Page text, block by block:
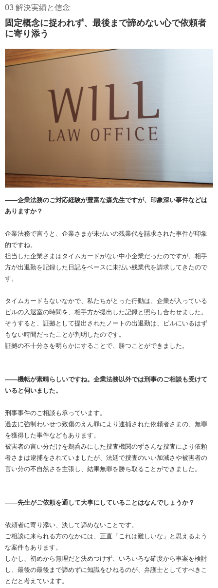
03 解決実績と信念
固定概念に捉われず、最後まで諦めない心で依頼者
に寄り添う
――企業法務のご対応経験が豊富な森先生ですが、印象深い事件などは
ありますか？
企業法務で言うと、企業さまが未払いの残業代を請求された事件が印象
的ですね。
担当した企業さまはタイムカードがない中小企業だったのですが、相手
方が出退勤を記録した日記をベースに未払い残業代を請求してきたので
す。
タイムカードもないなかで、私たちがとった行動は、企業が入っている
ビルの入退室の時間を、相手方が提出した記録と照らし合わせました。
そうすると、証拠として提出されたノートの出退勤は、ビルにいるはず
もない時間だったことが判明したのです。
証拠の不十分さを明らかにすることで、勝つことができました。
――機転が素晴らしいですね。企業法務以外では刑事のご相談も受けて
いると伺いました。
刑事事件のご相談も承っています。
過去に強制わいせつ致傷のえん罪により逮捕された依頼者さまの、無罪
を獲得した事件などもあります。
被害者の言い分だけを鵜呑みにした捜査機関のずさんな捜査により依頼
者さまは逮捕をされていましたが、法廷で捜査のいい加減さや被害者の
言い分の不自然さを主張し、結果無罪を勝ち取ることができました。
――先生がご依頼を通して大事にしていることはなんでしょうか？
依頼者に寄り添い、決して諦めないことです。
ご相談に来られる方のなかには、正直「これは難しいな」と思えるよう
な案件もあります。
しかし、初めから無理だと決めつけず、いろいろな確度から事案を検討
し、最後の最後まで諦めずに知識をひねるのが、弁護士としてすべきこ
とだと考えています。